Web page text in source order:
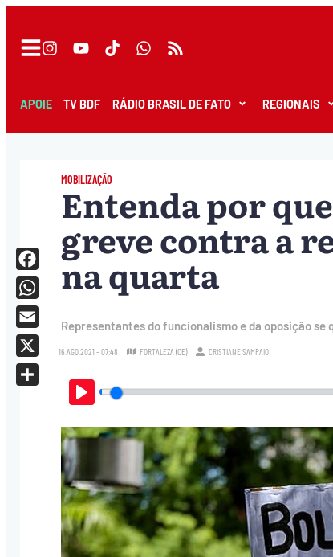
APOIE TV BDF RÁDIO BRASIL DE FATO REGIONAIS
MOBILIZAÇÃO
Entenda por
greve contra a
na quarta
Representantes do funcionalismo e da oposição
16.AGO.2021 - 07:48 FORTALEZA (CE) CRISTIANE SAMPAIO
Play
Facebook
WhatsApp
Email
X